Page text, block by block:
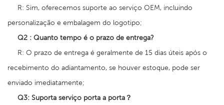
R: Sim, oferecemos suporte ao serviço OEM, incluindo
personalização e embalagem do logotipo;
Q2 : Quanto tempo é o prazo de entrega?
R: O prazo de entrega é geralmente de 15 dias úteis após o
recebimento do adiantamento, se houver estoque, pode ser
enviado imediatamente;
Q3: Suporta serviço porta a porta？